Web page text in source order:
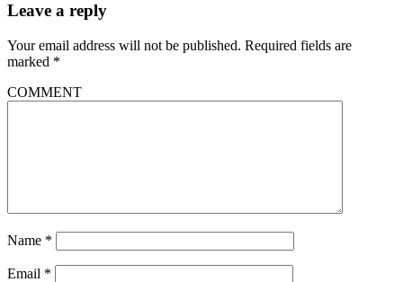
Leave a reply
Your email address will not be published. Required fields are
marked *
COMMENT
Name *
Email *